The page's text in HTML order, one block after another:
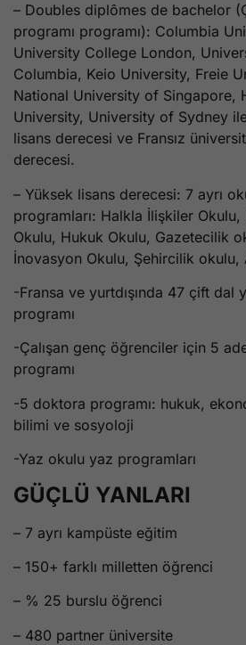
– Doubles diplômes de bachelor
programı programı): Columbia
University College London,
Columbia, Keio University, Freie
National University of Singapore,
University, University of Sydney
lisans derecesi ve Fransız
derecesi.
– Yüksek lisans derecesi: 7 ayrı
programları: Halkla İlişkiler Okulu,
Okulu, Hukuk Okulu, Gazetecilik
İnovasyon Okulu, Şehircilik okulu,
-Fransa ve yurtdışında 47 çift dal
programı
-Çalışan genç öğrenciler için 5
programı
-5 doktora programı: hukuk,
bilimi ve sosyoloji
-Yaz okulu yaz programları
GÜÇLÜ YANLARI
– 7 ayrı kampüste eğitim
– 150+ farklı milletten öğrenci
– % 25 burslu öğrenci
– 480 partner üniversite